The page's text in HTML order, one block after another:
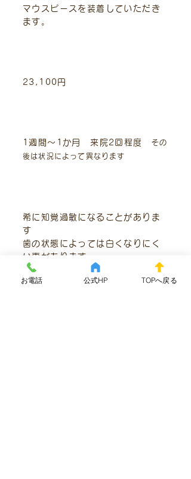
マウスピースを装着していただき
ます。
23,100円
1週間～1か月 来院2回程度 その
後は状況によって異なります
希に知覚過敏になることがありま
す
歯の状態によっては白くなりにく
い事があります
個人差有り
お電話 公式HP TOPへ戻る